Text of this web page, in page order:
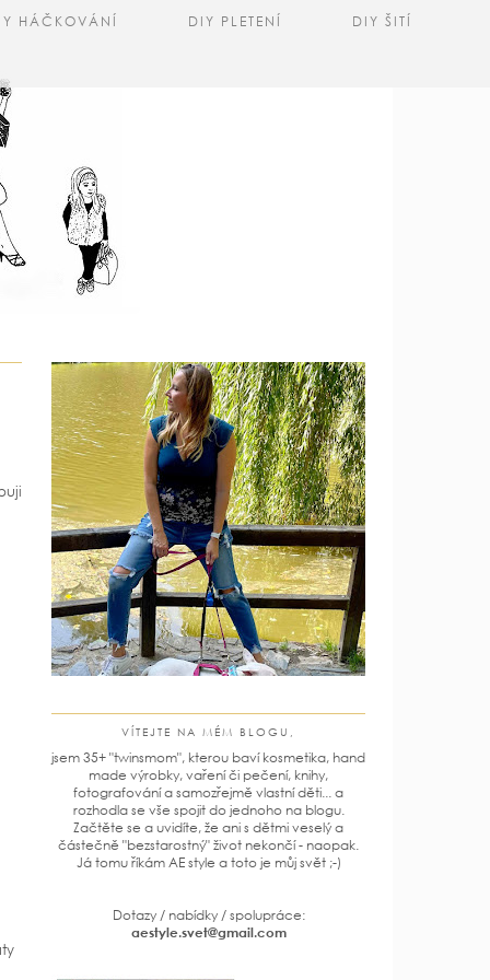
HÁČKOVÁNÍ DIY PLETENÍ DIY ŠITÍ
VÍTEJTE NA MÉM BLOGU,
jsem 35+ "twinsmom", kterou baví kosmetika, hand
made výrobky, vaření či pečení, knihy,
fotografování a samozřejmě vlastní děti... a
rozhodla se vše spojit do jednoho na blogu.
Začtěte se a uvidíte, že ani s dětmi veselý a
částečně "bezstarostný" život nekončí - naopak.
Já tomu říkám AE style a toto je můj svět ;-)
Dotazy / nabídky / spolupráce:
aestyle.svet@gmail.com